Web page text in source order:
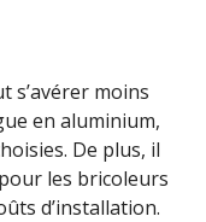
s’avérer moins
en aluminium,
De plus, il
les bricoleurs
d’installation.